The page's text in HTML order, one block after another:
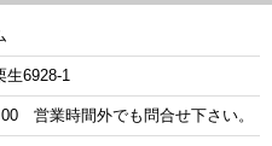
生6928-1
営業時間外でも問合せ下さい。